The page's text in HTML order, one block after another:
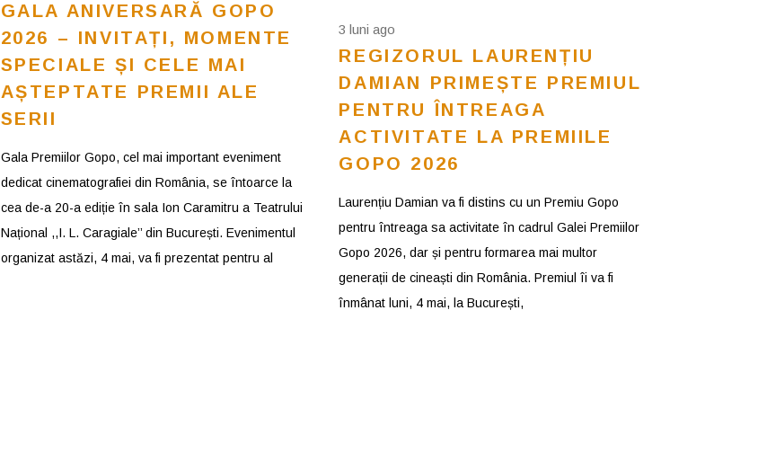
GALA ANIVERSARĂ GOPO
2026 – INVITAȚI, MOMENTE
SPECIALE ȘI CELE MAI
AȘTEPTATE PREMII ALE
SERII
Gala Premiilor Gopo, cel mai important eveniment
dedicat cinematografiei din România, se întoarce la
cea de-a 20-a ediție în sala Ion Caramitru a Teatrului
Național ,,I. L. Caragiale’’ din București. Evenimentul
organizat astăzi, 4 mai, va fi prezentat pentru al
3 luni ago
REGIZORUL LAURENȚIU
DAMIAN PRIMEȘTE PREMIUL
PENTRU ÎNTREAGA
ACTIVITATE LA PREMIILE
GOPO 2026
Laurențiu Damian va fi distins cu un Premiu Gopo
pentru întreaga sa activitate în cadrul Galei Premiilor
Gopo 2026, dar și pentru formarea mai multor
generații de cineaști din România. Premiul îi va fi
înmânat luni, 4 mai, la București,